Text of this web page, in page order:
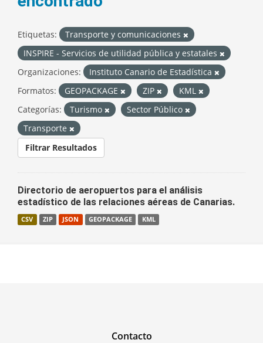
Etiquetas:
Transporte y comunicaciones
INSPIRE - Servicios de utilidad pública y estatales
Organizaciones:
Instituto Canario de Estadística
Formatos:
GEOPACKAGE ZIP
KML
Categorías:
Turismo
Sector Público
Transporte
Filtrar Resultados
Directorio de aeropuertos para el análisis
estadístico de las relaciones aéreas de Canarias.
CSV ZIP JSON GEOPACKAGE KML
Contacto